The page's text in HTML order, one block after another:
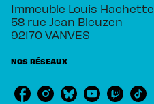
Immeuble Louis Hachette
58 rue Jean Bleuzen
92170 VANVES
NOS RÉSEAUX